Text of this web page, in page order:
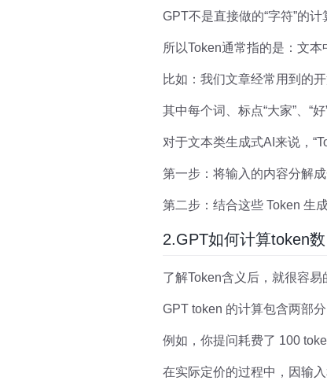
GPT不是直接做的“字符”的
所以Token通常指的是：文
比如：我们文章经常用到的
其中每个词、标点“大家”、“
对于文本类生成式AI来说，
第一步：将输入的内容分解成
第二步：结合这些 Token 生成
2.GPT如何计算token数
了解Token含义后，就很容易
GPT token 的计算包含两部
例如，你提问耗费了 100
在实际定价的过程中，因输